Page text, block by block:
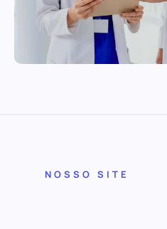
NOSSO SITE